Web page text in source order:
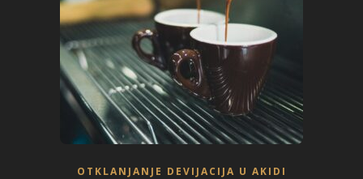
OTKLANJANJE DEVIJACIJA U AKIDI